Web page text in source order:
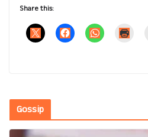
Share this:
Gossip